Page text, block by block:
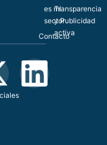
es mi
sector
Contacto
Transparencia
y Publicidad
activa